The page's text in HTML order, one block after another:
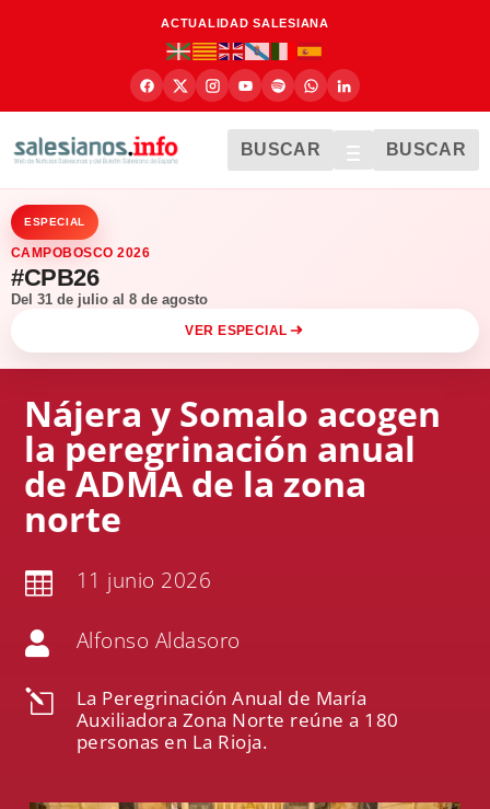
ACTUALIDAD SALESIANA
BUSCAR BUSCAR
ESPECIAL
CAMPOBOSCO 2026
#CPB26
Del 31 de julio al 8 de agosto
VER ESPECIAL
Nájera y Somalo acogen
la peregrinación anual
de ADMA de la zona
norte
 11 junio 2026
 Alfonso Aldasoro
l
La Peregrinación Anual de María
Auxiliadora Zona Norte reúne a 180
personas en La Rioja.